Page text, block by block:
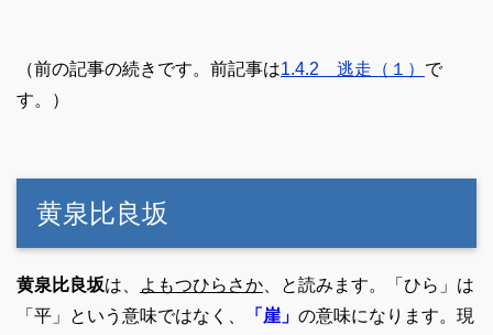
（前の記事の続きです。前記事は1.4.2 逃走（１） で
す。）
黄泉比良坂
黄泉比良坂は、 よもつひらさか 、と読みます。「ひら」は
「平」という意味ではなく、
「崖」 の意味になります。現